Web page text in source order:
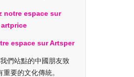
notre espace sur
artprice
espace sur Artsper
們站點的中國朋友致
要的文化傳統。